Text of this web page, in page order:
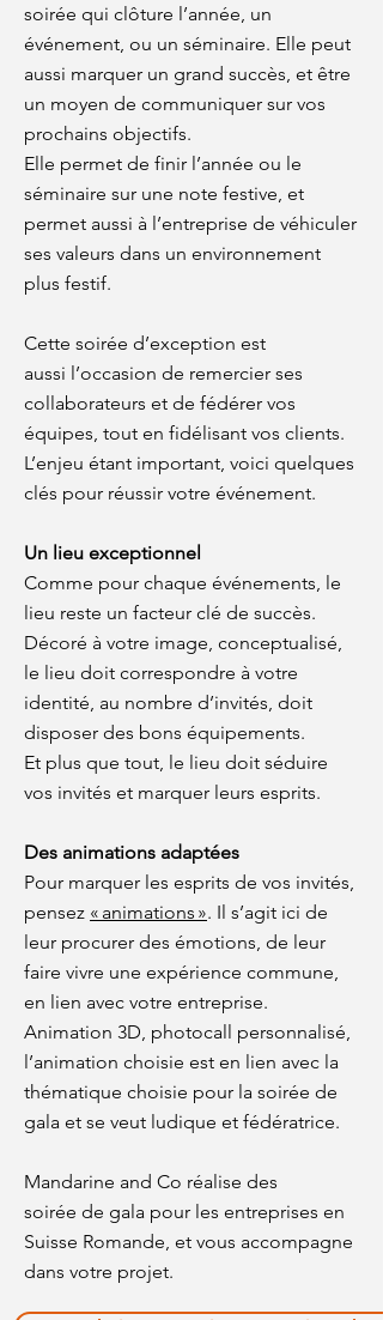
soirée qui clôture l’année, un
événement, ou un séminaire. Elle peut
aussi marquer un grand succès, et être
un moyen de communiquer sur vos
prochains objectifs.
Elle permet de finir l’année ou le
séminaire sur une note festive, et
permet aussi à l’entreprise de véhiculer
ses valeurs dans un environnement
plus festif.
Cette soirée d’exception est
aussi l’occasion de remercier ses
collaborateurs et de fédérer vos
équipes, tout en fidélisant vos clients.
L’enjeu étant important, voici quelques
clés pour réussir votre événement.
Un lieu exceptionnel
Comme pour chaque événements, le
lieu reste un facteur clé de succès.
Décoré à votre image, conceptualisé,
le lieu doit correspondre à votre
identité, au nombre d’invités, doit
disposer des bons équipements.
Et plus que tout, le lieu doit séduire
vos invités et marquer leurs esprits.
Des animations adaptées
Pour marquer les esprits de vos invités,
pensez « animations ». Il s’agit ici de
leur procurer des émotions, de leur
faire vivre une expérience commune,
en lien avec votre entreprise.
Animation 3D, photocall personnalisé,
l’animation choisie est en lien avec la
thématique choisie pour la soirée de
gala et se veut ludique et fédératrice.
Mandarine and Co réalise des
soirée de gala pour les entreprises en
Suisse Romande, et vous accompagne
dans votre projet.